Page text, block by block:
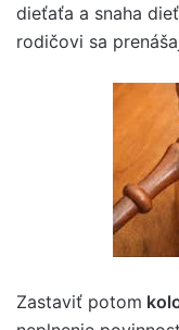
dieťaťa a snaha
rodičovi sa
Zastaviť potom